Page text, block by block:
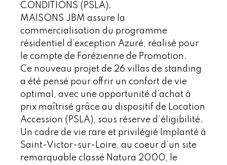
CONDITIONS (PSLA).
MAISONS JBM assure la
commercialisation du programme
résidentiel d’exception Azuré, réalisé pour
le compte de Forézienne de Promotion.
Ce nouveau projet de 26 villas de standing
a été pensé pour offrir un confort de vie
optimal, avec une opportunité d’achat à
prix maîtrisé grâce au dispositif de Location
Accession (PSLA), sous réserve d’éligibilité.
Un cadre de vie rare et privilégié Implanté à
Saint-Victor-sur-Loire, au coeur d’un site
remarquable classé Natura 2000, le